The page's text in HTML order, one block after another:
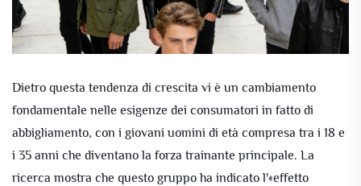
Dietro questa tendenza di crescita vi è un cambiamento
fondamentale nelle esigenze dei consumatori in fatto di
abbigliamento, con i giovani uomini di età compresa tra i 18 e
i 35 anni che diventano la forza trainante principale. La
ricerca mostra che questo gruppo ha indicato l'«effetto